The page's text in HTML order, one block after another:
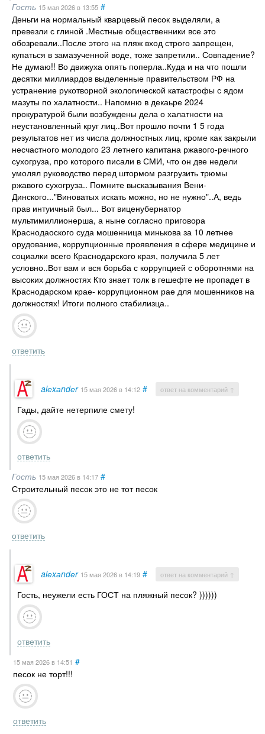
Гость 15 мая 2026в 13:55 #
Деньги на нормальный кварцевый песок выделяли, а
превезли с глиной .Местные общественники все это
обозревали..После этого на пляж вход строго запрещен,
купаться в замазученной воде, тоже запретили.. Совпадение?
Не думаю!! Во движуха опять поперла..Куда и на что пошли
десятки миллиардов выделенные правительством РФ на
устранение рукотворной экологической катастрофы с ядом
мазуты по халатности.. Напомню в декаьре 2024
прокуратурой были возбуждены дела о халатности на
неустановленный круг лиц..Вот прошло почти 1 5 года
результатов нет из числа должностных лиц, кроме как закрыли
несчастного молодого 23 летнего капитана ржавого-речного
сухогруза, про которого писали в СМИ, что он две недели
умолял руководство перед штормом разгрузить трюмы
ржавого сухогруза.. Помните высказывания Вени-
Динского..."Виноватых искать можно, но не нужно"..А, ведь
прав интуичный был... Вот виценубернатор
мультимиллионерша, а ныне согласно приговора
Краснодаоского суда мошенница минькова за 10 летнее
орудование, коррупционные проявления в сфере медицине и
социалки всего Краснодарского края, получила 5 лет
условно..Вот вам и вся борьба с коррупцией с оборотнями на
высоких должностях Кто знает толк в гешефте не пропадет в
Краснодарском крае- коррупционном рае для мошенников на
должностях! Итоги полного стабилизца..
ответить
alеxаndеr 15 мая 2026в 14:12 # ответ на комментарий ↑
Гады, дайте нетерпиле смету!
ответить
Гость 15 мая 2026в 14:17 #
Строительный песок это не тот песок
ответить
alеxаndеr 15 мая 2026в 14:19 # ответ на комментарий ↑
Гость, неужели есть ГОСТ на пляжный песок? ))))))
ответить
15 мая 2026в 14:51 #
песок не торт!!!
ответить